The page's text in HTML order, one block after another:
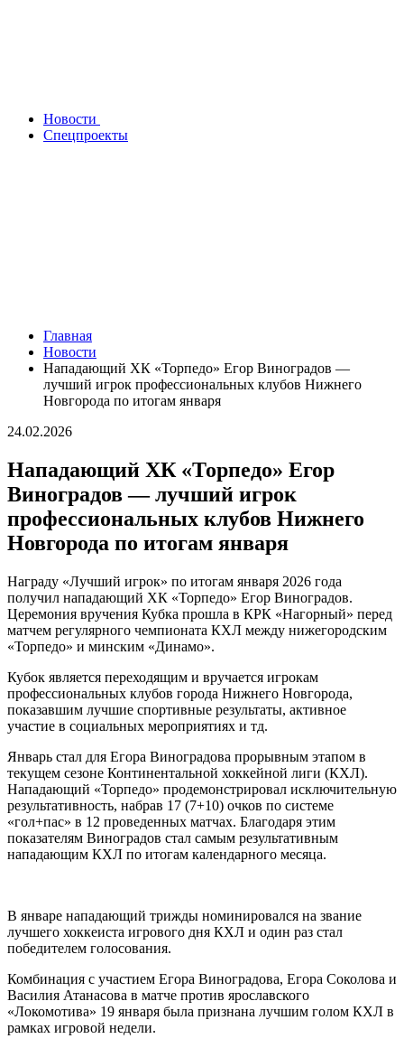
Новости
Спецпроекты
Главная
Новости
Нападающий ХК «Торпедо» Егор Виноградов —
лучший игрок профессиональных клубов Нижнего
Новгорода по итогам января
24.02.2026
Нападающий ХК «Торпедо» Егор
Виноградов — лучший игрок
профессиональных клубов Нижнего
Новгорода по итогам января
Награду «Лучший игрок» по итогам января 2026 года
получил нападающий ХК «Торпедо» Егор Виноградов.
Церемония вручения Кубка прошла в КРК «Нагорный» перед
матчем регулярного чемпионата КХЛ между нижегородским
«Торпедо» и минским «Динамо».
Кубок является переходящим и вручается игрокам
профессиональных клубов города Нижнего Новгорода,
показавшим лучшие спортивные результаты, активное
участие в социальных мероприятиях и тд.
Январь стал для Егора Виноградова прорывным этапом в
текущем сезоне Континентальной хоккейной лиги (КХЛ).
Нападающий «Торпедо» продемонстрировал исключительную
результативность, набрав 17 (7+10) очков по системе
«гол+пас» в 12 проведенных матчах. Благодаря этим
показателям Виноградов стал самым результативным
нападающим КХЛ по итогам календарного месяца.
В январе нападающий трижды номинировался на звание
лучшего хоккеиста игрового дня КХЛ и один раз стал
победителем голосования.
Комбинация с участием Егора Виноградова, Егора Соколова и
Василия Атанасова в матче против ярославского
«Локомотива» 19 января была признана лучшим голом КХЛ в
рамках игровой недели.